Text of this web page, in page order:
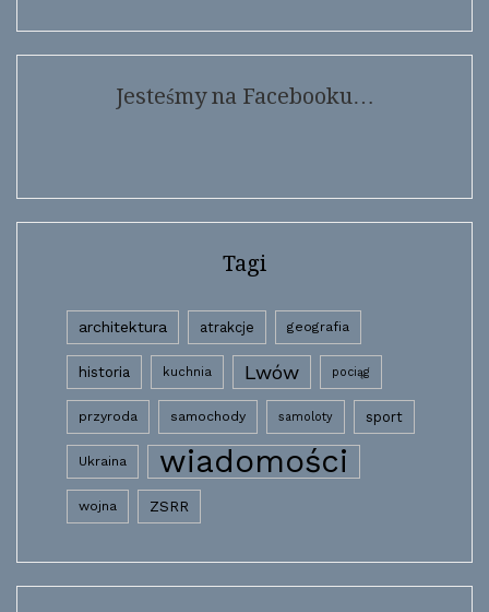
Jesteśmy na Facebooku…
Tagi
architektura atrakcje geografia
historia kuchnia Lwów pociąg
przyroda samochody samoloty sport
Ukraina wiadomości
wojna ZSRR